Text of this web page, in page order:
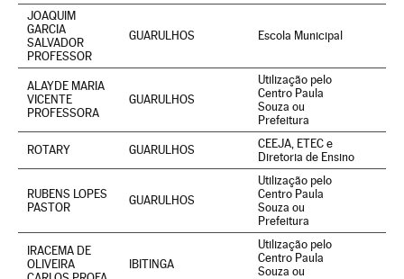
JOAQUIM
GARCIA
SALVADOR
PROFESSOR
GUARULHOS Escola Municipal
ALAYDE MARIA
VICENTE
PROFESSORA
GUARULHOS
Utilização pelo
Centro Paula
Souza ou
Prefeitura
ROTARY GUARULHOS
CEEJA, ETEC e
Diretoria de Ensino
RUBENS LOPES
PASTOR
GUARULHOS
Utilização pelo
Centro Paula
Souza ou
Prefeitura
IRACEMA DE
OLIVEIRA
IBITINGA
Utilização pelo
Centro Paula
Souza ou